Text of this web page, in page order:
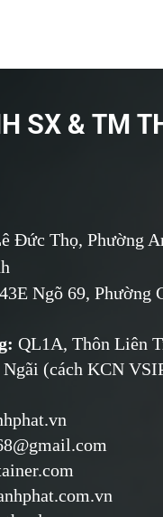
SX & TM
Đức Thọ, Phường
43E Ngõ 69, Phường
QL1A, Thôn Liên
(cách KCN